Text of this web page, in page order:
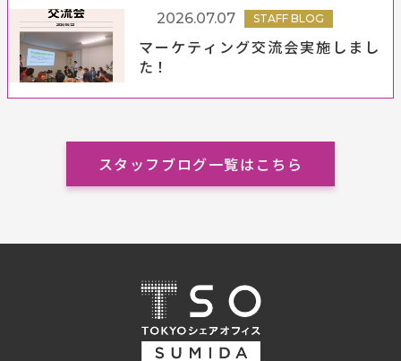
マーケティング交流会実施しまし
た！
2026.07.07 STAFF BLOG
スタッフブログ一覧はこちら